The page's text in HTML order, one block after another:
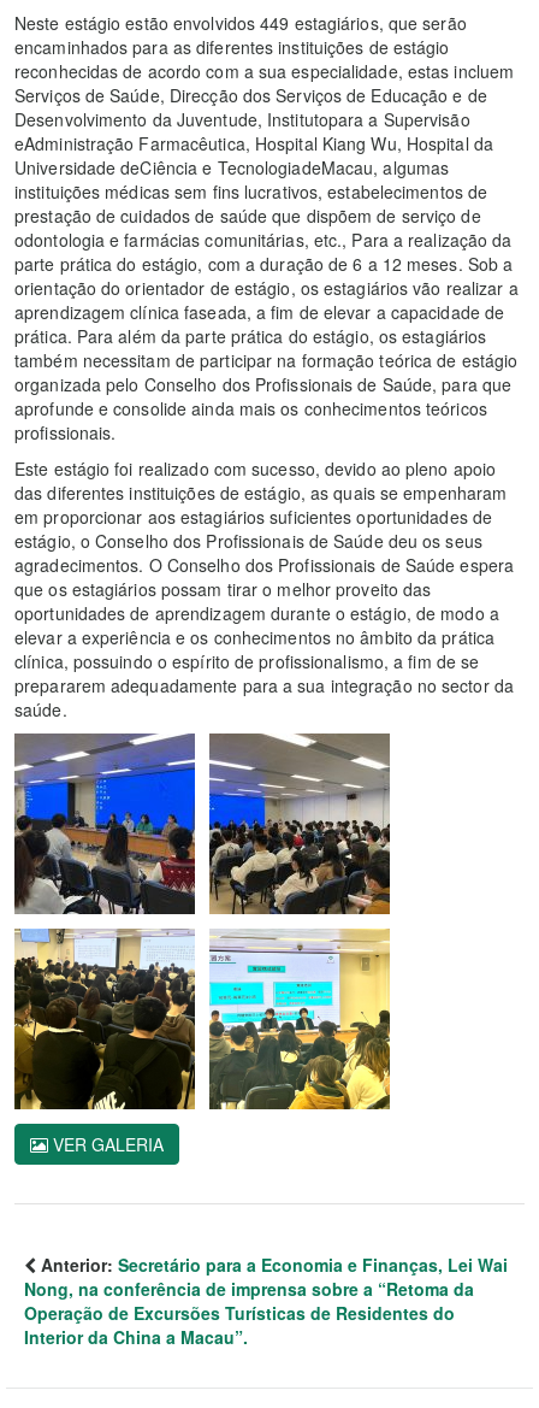
Neste estágio estão envolvidos 449 estagiários, que serão
encaminhados para as diferentes instituições de estágio
reconhecidas de acordo com a sua especialidade, estas incluem
Serviços de Saúde, Direcção dos Serviços de Educação e de
Desenvolvimento da Juventude, Institutopara a Supervisão
eAdministração Farmacêutica, Hospital Kiang Wu, Hospital da
Universidade deCiência e TecnologiadeMacau, algumas
instituições médicas sem fins lucrativos, estabelecimentos de
prestação de cuidados de saúde que dispõem de serviço de
odontologia e farmácias comunitárias, etc., Para a realização da
parte prática do estágio, com a duração de 6 a 12 meses. Sob a
orientação do orientador de estágio, os estagiários vão realizar a
aprendizagem clínica faseada, a fim de elevar a capacidade de
prática. Para além da parte prática do estágio, os estagiários
também necessitam de participar na formação teórica de estágio
organizada pelo Conselho dos Profissionais de Saúde, para que
aprofunde e consolide ainda mais os conhecimentos teóricos
profissionais.
Este estágio foi realizado com sucesso, devido ao pleno apoio
das diferentes instituições de estágio, as quais se empenharam
em proporcionar aos estagiários suficientes oportunidades de
estágio, o Conselho dos Profissionais de Saúde deu os seus
agradecimentos. O Conselho dos Profissionais de Saúde espera
que os estagiários possam tirar o melhor proveito das
oportunidades de aprendizagem durante o estágio, de modo a
elevar a experiência e os conhecimentos no âmbito da prática
clínica, possuindo o espírito de profissionalismo, a fim de se
prepararem adequadamente para a sua integração no sector da
saúde.
VER GALERIA
Anterior: Secretário para a Economia e Finanças, Lei Wai
Nong, na conferência de imprensa sobre a “Retoma da
Operação de Excursões Turísticas de Residentes do
Interior da China a Macau”.